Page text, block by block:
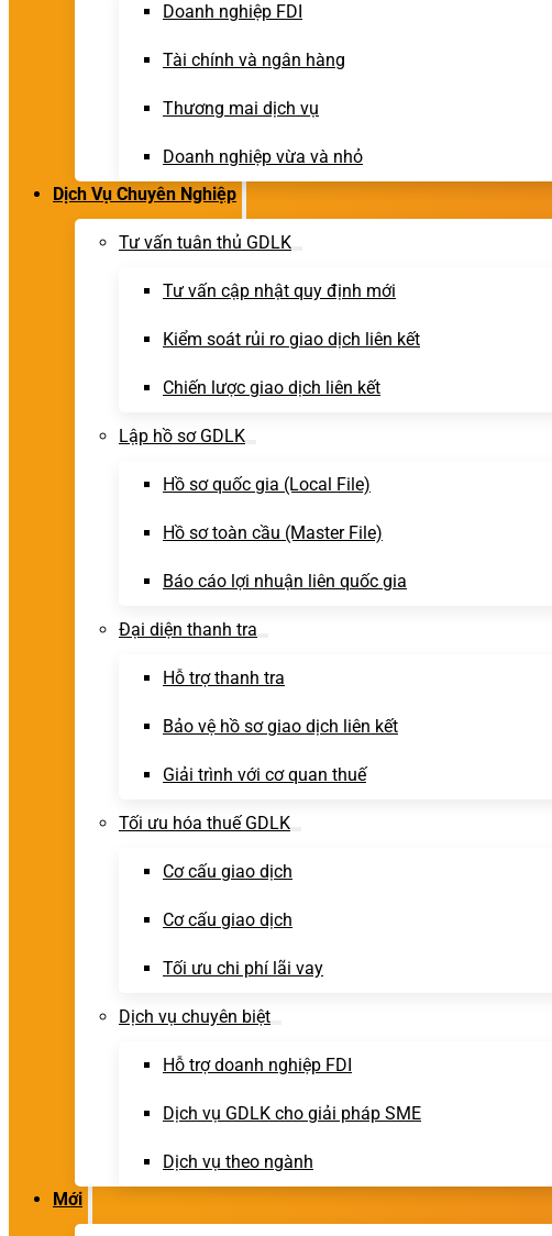
Doanh nghiệp FDI
Tài chính và ngân hàng
Thương mai dịch vụ
Doanh nghiệp vừa và nhỏ
Dịch Vụ Chuyên Nghiệp
Tư vấn tuân thủ GDLK
Tư vấn cập nhật quy định mới
Kiểm soát rủi ro giao dịch liên kết
Chiến lược giao dịch liên kết
Lập hồ sơ GDLK
Hồ sơ quốc gia (Local File)
Hồ sơ toàn cầu (Master File)
Báo cáo lợi nhuận liên quốc gia
Đại diện thanh tra
Hỗ trợ thanh tra
Bảo vệ hồ sơ giao dịch liên kết
Giải trình với cơ quan thuế
Tối ưu hóa thuế GDLK
Cơ cấu giao dịch
Cơ cấu giao dịch
Tối ưu chi phí lãi vay
Dịch vụ chuyên biệt
Hỗ trợ doanh nghiệp FDI
Dịch vụ GDLK cho giải pháp SME
Dịch vụ theo ngành
Mới